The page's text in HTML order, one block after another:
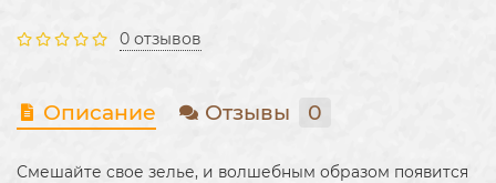
0 отзывов
Описание Отзывы 0
Смешайте свое зелье, и волшебным образом появится